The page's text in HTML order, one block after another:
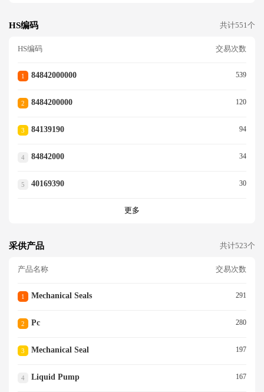
HS编码 共计551个
HS编码 交易次数
1 84842000000 539
2 8484200000 120
3 84139190 94
4 84842000 34
5 40169390 30
更多
采供产品 共计523个
产品名称 交易次数
1 Mechanical Seals 291
2 Pc 280
3 Mechanical Seal 197
4 Liquid Pump 167